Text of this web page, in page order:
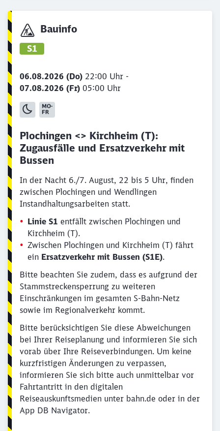
Bauinfo
S1
06.08.2026 (Do) 22:00 Uhr -
07.08.2026 (Fr) 05:00 Uhr
Plochingen <> Kirchheim (T):
Zugausfälle und Ersatzverkehr mit
Bussen
In der Nacht 6./7. August, 22 bis 5 Uhr, finden
zwischen Plochingen und Wendlingen
Instandhaltungsarbeiten statt.
Linie S1 entfällt zwischen Plochingen und
Kirchheim (T).
Zwischen Plochingen und Kirchheim (T) fährt
ein Ersatzverkehr mit Bussen (S1E).
Bitte beachten Sie zudem, dass es aufgrund der
Stammstreckensperrung zu weiteren
Einschränkungen im gesamten S-Bahn-Netz
sowie im Regionalverkehr kommt.
Bitte berücksichtigen Sie diese Abweichungen
bei Ihrer Reiseplanung und informieren Sie sich
vorab über Ihre Reiseverbindungen. Um keine
kurzfristigen Änderungen zu verpassen,
informieren Sie sich bitte auch unmittelbar vor
Fahrtantritt in den digitalen
Reiseauskunftsmedien unter bahn.de oder in der
App DB Navigator.